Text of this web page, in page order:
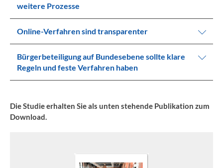
weitere Prozesse
Online-Verfahren sind transparenter
Bürgerbeteiligung auf Bundesebene sollte klare
Regeln und feste Verfahren haben
Die Studie erhalten Sie als unten stehende Publikation zum
Download.